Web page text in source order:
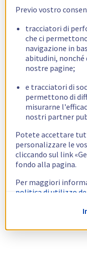
Previo vostro
tracciatori di
che ci
navigazione in
abitudini, nonché
nostre pagine;
e tracciatori di
permettono di
misurarne
nostri partner
Potete accettare
personalizzare le
cliccando sul link
fondo alla pagina.
Per maggiori
politica di utilizzo